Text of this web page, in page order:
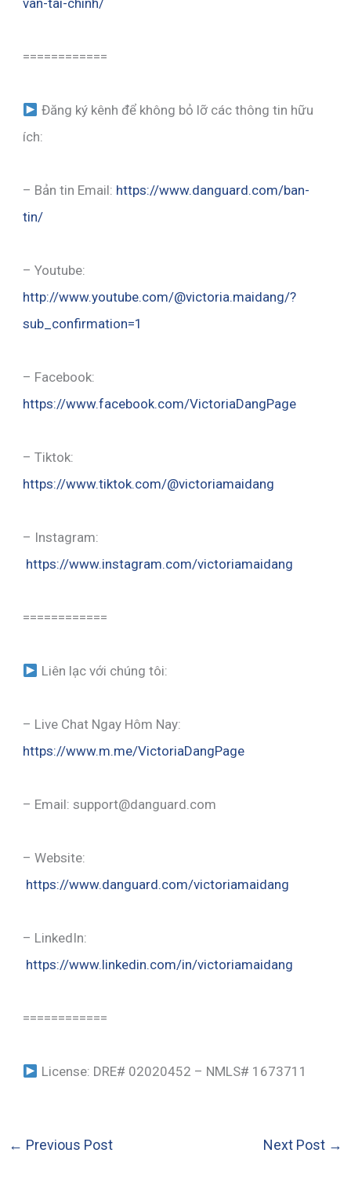
van-tai-chinh/
============
Đăng ký kênh để không bỏ lỡ các thông tin hữu
ích:
– Bản tin Email: https://www.danguard.com/ban-
tin/
– Youtube:
http://www.youtube.com/@victoria.maidang/?
sub_confirmation=1
– Facebook:
https://www.facebook.com/VictoriaDangPage
– Tiktok:
https://www.tiktok.com/@victoriamaidang
– Instagram:
https://www.instagram.com/victoriamaidang
============
Liên lạc với chúng tôi:
– Live Chat Ngay Hôm Nay:
https://www.m.me/VictoriaDangPage
– Email: support@danguard.com
– Website:
https://www.danguard.com/victoriamaidang
– LinkedIn:
https://www.linkedin.com/in/victoriamaidang
============
License: DRE# 02020452 – NMLS# 1673711
← Previous Post Next Post →